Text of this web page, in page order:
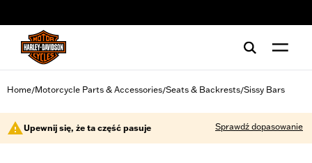
Home/Motorcycle Parts & Accessories/Seats & Backrests/Sissy Bars
Upewnij się, że ta część pasuje Sprawdź dopasowanie